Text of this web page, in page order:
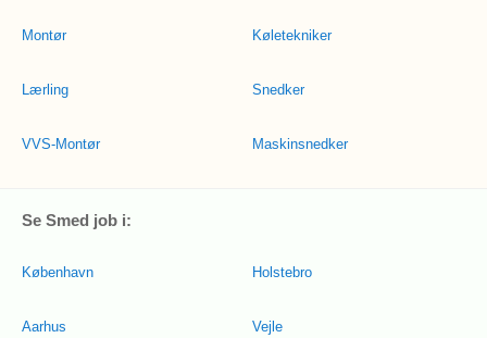
Montør
Lærling
VVS-Montør
Køletekniker
Snedker
Maskinsnedker
Se Smed job i:
København
Aarhus
Holstebro
Vejle